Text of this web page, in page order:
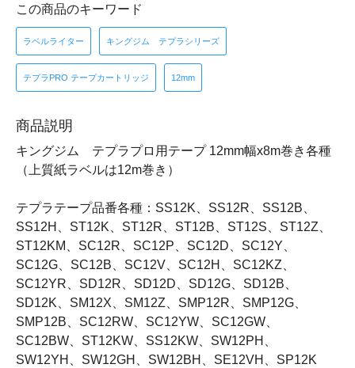
この商品のキーワード
ラベルライター キングジム テプラシリーズ
テプラPRO テープカートリッジ 12mm
商品説明
キングジム テプラプロ用テープ 12mm幅x8m巻き各種
（上質紙ラベルは12m巻き）
テプラテープ品番各種：SS12K、SS12R、SS12B、
SS12H、ST12K、ST12R、ST12B、ST12S、ST12Z、
ST12KM、SC12R、SC12P、SC12D、SC12Y、
SC12G、SC12B、SC12V、SC12H、SC12KZ、
SC12YR、SD12R、SD12D、SD12G、SD12B、
SD12K、SM12X、SM12Z、SMP12R、SMP12G、
SMP12B、SC12RW、SC12YW、SC12GW、
SC12BW、ST12KW、SS12KW、SW12PH、
SW12YH、SW12GH、SW12BH、SE12VH、SP12K